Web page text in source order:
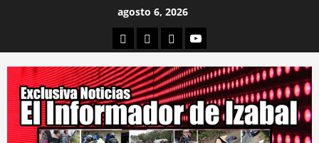
agosto 6, 2026
Departamental
Nacionales
Internacional
Canal